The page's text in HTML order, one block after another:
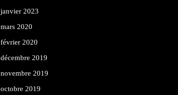
janvier 2023
mars 2020
février 2020
décembre 2019
novembre 2019
octobre 2019